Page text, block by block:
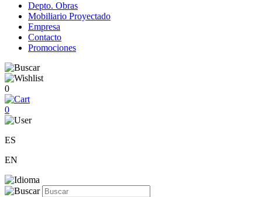
Depto. Obras
Mobiliario Proyectado
Empresa
Contacto
Promociones
0
0
ES
EN